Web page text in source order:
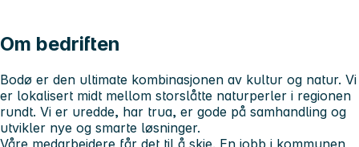
Om bedriften
Bodø er den ultimate kombinasjonen av kultur og natur. Vi
er lokalisert midt mellom storslåtte naturperler i regionen
rundt. Vi er uredde, har trua, er gode på samhandling og
utvikler nye og smarte løsninger.
Våre medarbeidere får det til å skje. En jobb i kommunen